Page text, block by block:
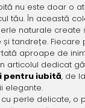
nu este doar o
tău. În această
naturale create
tandrețe. Fiecare
aproape de
articolul dedicat
pentru iubită, de
elegante.
perle delicate, o